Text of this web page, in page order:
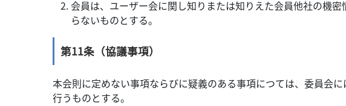
会員は、ユーザー会に関し知りまたは知りえた会員他社の機
らないものとする。
第11条（協議事項）
本会則に定めない事項ならびに疑義のある事項につては、委員会
行うものとする。